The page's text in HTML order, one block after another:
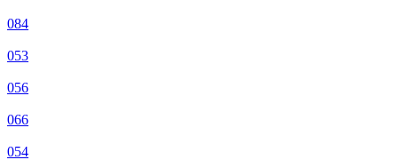
084
053
056
066
054